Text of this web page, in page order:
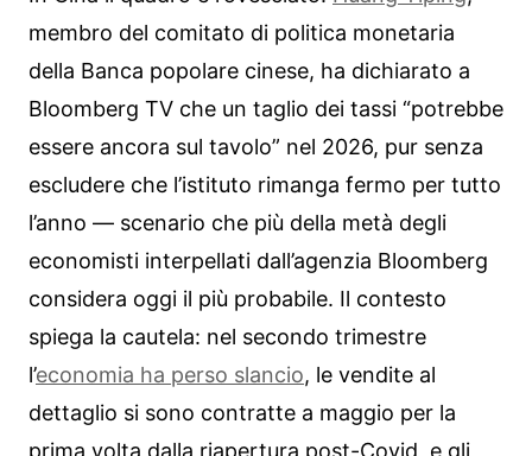
membro del comitato di politica monetaria
della Banca popolare cinese, ha dichiarato a
Bloomberg TV che un taglio dei tassi “potrebbe
essere ancora sul tavolo” nel 2026, pur senza
escludere che l’istituto rimanga fermo per tutto
l’anno — scenario che più della metà degli
economisti interpellati dall’agenzia Bloomberg
considera oggi il più probabile. Il contesto
spiega la cautela: nel secondo trimestre
l’economia ha perso slancio, le vendite al
dettaglio si sono contratte a maggio per la
prima volta dalla riapertura post-Covid, e gli